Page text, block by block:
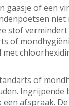
gaasje of een
stof
of
of
afspraak.